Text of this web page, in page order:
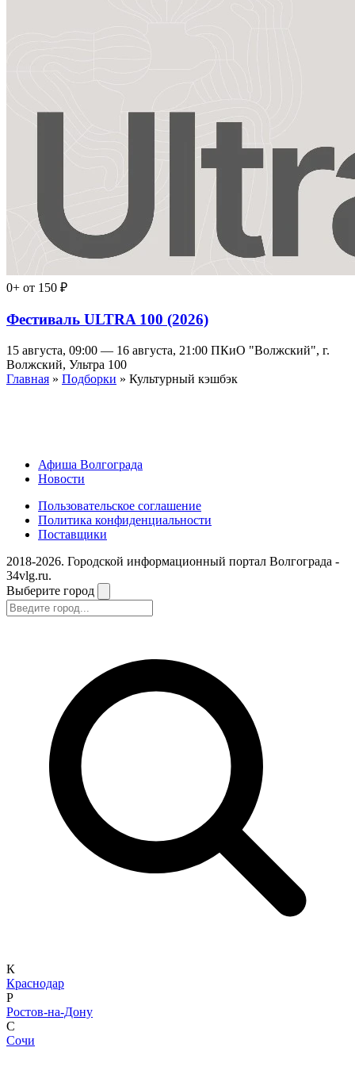
0+ от 150 ₽
Фестиваль ULTRA 100 (2026)
15 августа, 09:00 — 16 августа, 21:00 ПКиО "Волжский", г.
Волжский, Ультра 100
Главная » Подборки » Культурный кэшбэк
Афиша Волгограда
Новости
Пользовательское соглашение
Политика конфиденциальности
Поставщики
2018-2026. Городской информационный портал Волгограда -
34vlg.ru.
Выберите город
К
Краснодар
Р
Ростов-на-Дону
С
Сочи